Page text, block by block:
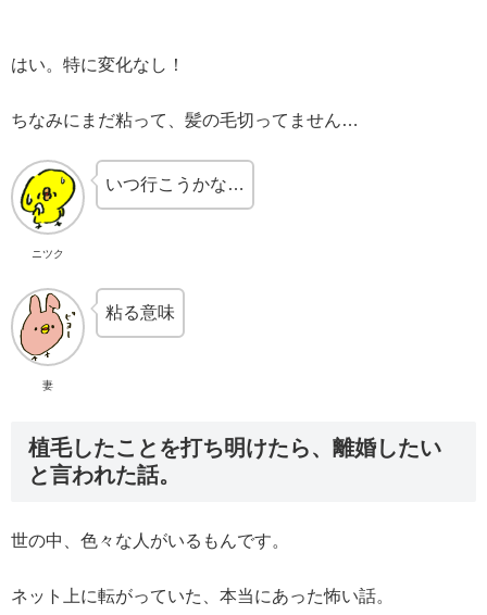
はい。特に変化なし！
ちなみにまだ粘って、髪の毛切ってません…
ニツク
いつ行こうかな…
妻
粘る意味
植毛したことを打ち明けたら、離婚したい
と言われた話。
世の中、色々な人がいるもんです。
ネット上に転がっていた、本当にあった怖い話。